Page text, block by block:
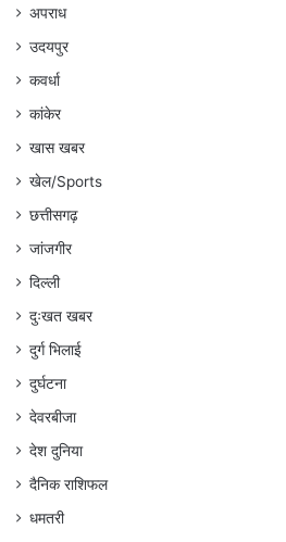
अपराध
उदयपुर
कवर्धा
कांकेर
खास खबर
खेल/Sports
छत्तीसगढ़
जांजगीर
दिल्ली
दुःखत खबर
दुर्ग भिलाई
दुर्घटना
देवरबीजा
देश दुनिया
दैनिक राशिफल
धमतरी